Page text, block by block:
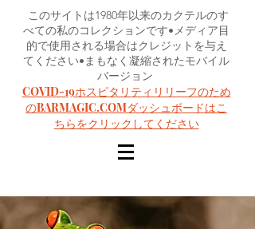
このサイトは1980年以来のカクテルのす
べての私のコレクションです•メディア目
的で使用される場合はクレジットを与え
てください•まもなく凝縮されたモバイル
バージョン
COVID-19ホスピタリティリリーフのため
のBARMAGIC.COMダッシュボードはこ
ちらをクリックしてください